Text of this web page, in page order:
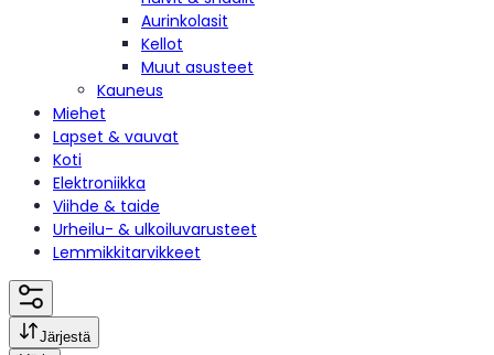
Aurinkolasit
Kellot
Muut asusteet
Kauneus
Miehet
Lapset & vauvat
Koti
Elektroniikka
Viihde & taide
Urheilu- & ulkoiluvarusteet
Lemmikkitarvikkeet
Järjestä